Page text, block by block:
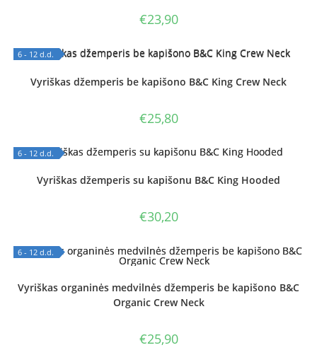
€23,90
6 - 12 d.d.
Vyriškas džemperis be kapišono B&C King Crew Neck
€25,80
6 - 12 d.d.
Vyriškas džemperis su kapišonu B&C King Hooded
€30,20
6 - 12 d.d.
Vyriškas organinės medvilnės džemperis be kapišono B&C
Organic Crew Neck
€25,90